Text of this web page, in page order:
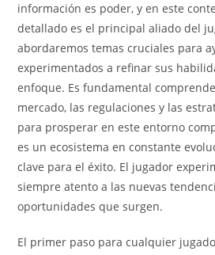
información es poder, y en este
detallado es el principal aliado del
abordaremos temas cruciales para
experimentados a refinar sus
enfoque. Es fundamental
mercado, las regulaciones y las
para prosperar en este entorno
es un ecosistema en constante
clave para el éxito. El jugador
siempre atento a las nuevas
oportunidades que surgen.
El primer paso para cualquier